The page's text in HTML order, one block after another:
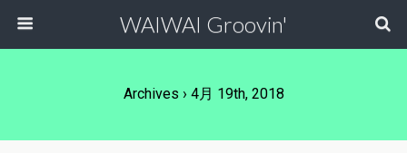
WAIWAI Groovin'
Archives › 4月 19th, 2018